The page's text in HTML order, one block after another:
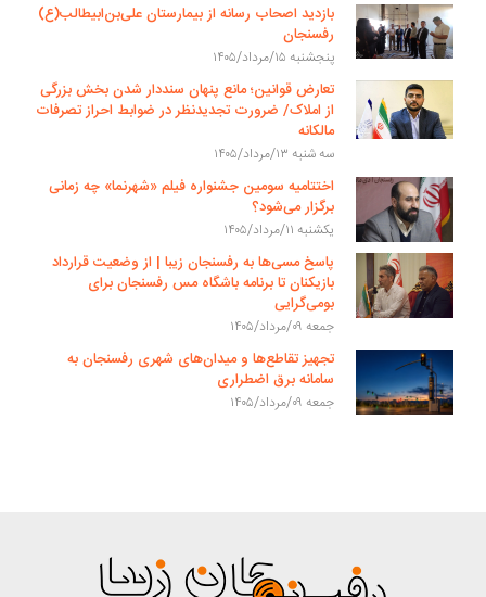
بازدید اصحاب رسانه از بیمارستان علی‌بن‌ابیطالب(ع)
رفسنجان
پنجشنبه ۱۵/مرداد/۱۴۰۵
تعارض قوانین؛ مانع پنهان سنددار شدن بخش بزرگی
از املاک/ ضرورت تجدیدنظر در ضوابط احراز تصرفات
مالکانه
سه شنبه ۱۳/مرداد/۱۴۰۵
اختتامیه سومین جشنواره فیلم «شهرنما» چه زمانی
برگزار می‌شود؟
یکشنبه ۱۱/مرداد/۱۴۰۵
پاسخ مسی‌ها به رفسنجان زیبا | از وضعیت قرارداد
بازیکنان تا برنامه باشگاه مس رفسنجان برای
بومی‌گرایی
جمعه ۰۹/مرداد/۱۴۰۵
تجهیز تقاطع‌ها و میدان‌های شهری رفسنجان به
سامانه برق اضطراری
جمعه ۰۹/مرداد/۱۴۰۵